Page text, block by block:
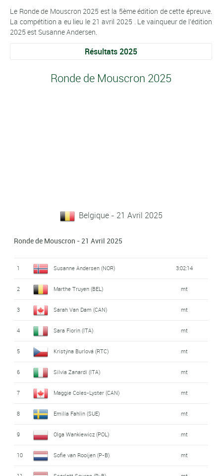
Le Ronde de Mouscron 2025 est la 5ème édition de cette épreuve.
La compétition a eu lieu le 21 avril 2025 . Le vainqueur de l'édition
2025 est Susanne Andersen.
Résultats 2025
Ronde de Mouscron 2025
Belgique - 21 Avril 2025
Ronde de Mouscron - 21 Avril 2025
1 Susanne Andersen (NOR) 3:02:14
2 Marthe Truyen (BEL) mt
3 Sarah Van Dam (CAN) mt
4 Sara Fiorin (ITA) mt
5 Kristýna Burlová (RTC) mt
6 Silvia Zanardi (ITA) mt
7 Maggie Coles-Lyster (CAN) mt
8 Emilia Fahlin (SUE) mt
9 Olga Wankiewicz (POL) mt
10 Sofie van Rooijen (P-B) mt